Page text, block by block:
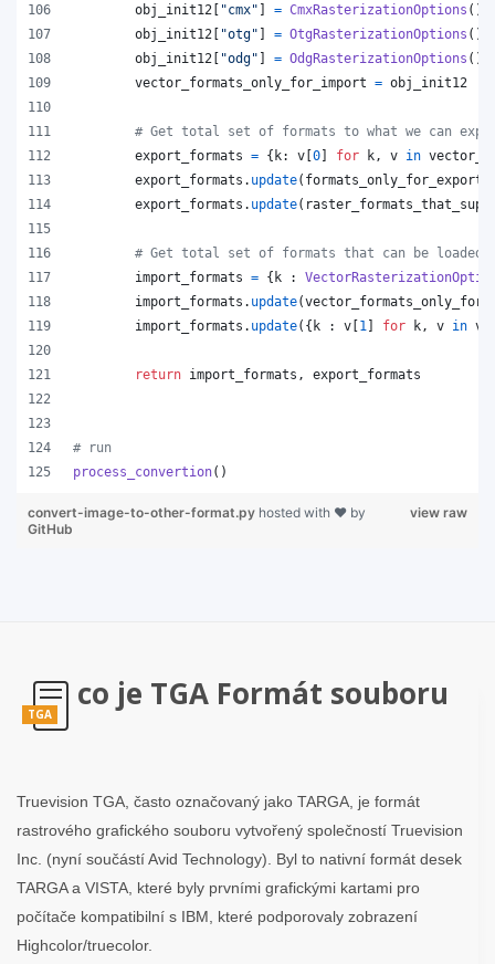
obj_init12 [ "cmx" ] = CmxRasterizationOptions ()
obj_init12 [ "otg" ] = OtgRasterizationOptions ()
obj_init12 [ "odg" ] = OdgRasterizationOptions ()
vector_formats_only_for_import = obj_init12
# Get total set of formats to what we can
export_formats = { k: v [0] for k , v in
export_formats . update( formats_only_for_export
export_formats . update(
# Get total set of formats that can be loaded
import_formats = { k :
import_formats . update(
import_formats . update({ k : v [1 ] for k , v in
return import_formats , export_formats
# run
process_convertion()
view raw
convert-image-to-other-format.py hosted with ❤ by
GitHub
TGA
co je TGA Formát souboru
Truevision TGA, často označovaný jako TARGA, je formát
rastrového grafického souboru vytvořený společností Truevision
Inc. (nyní součástí Avid Technology). Byl to nativní formát desek
TARGA a VISTA, které byly prvními grafickými kartami pro
počítače kompatibilní s IBM, které podporovaly zobrazení
Highcolor/truecolor.